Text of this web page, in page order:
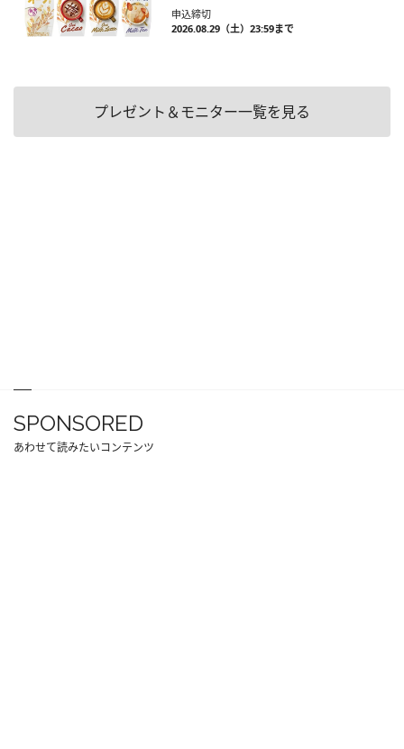
申込締切
2026.08.29（土）23:59まで
プレゼント＆モニター一覧を見る
SPONSORED
あわせて読みたいコンテンツ